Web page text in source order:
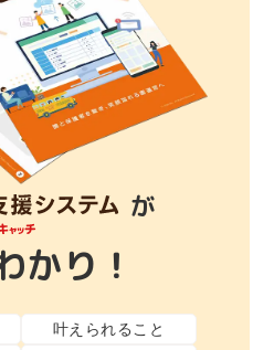
が
かり！
叶えられること